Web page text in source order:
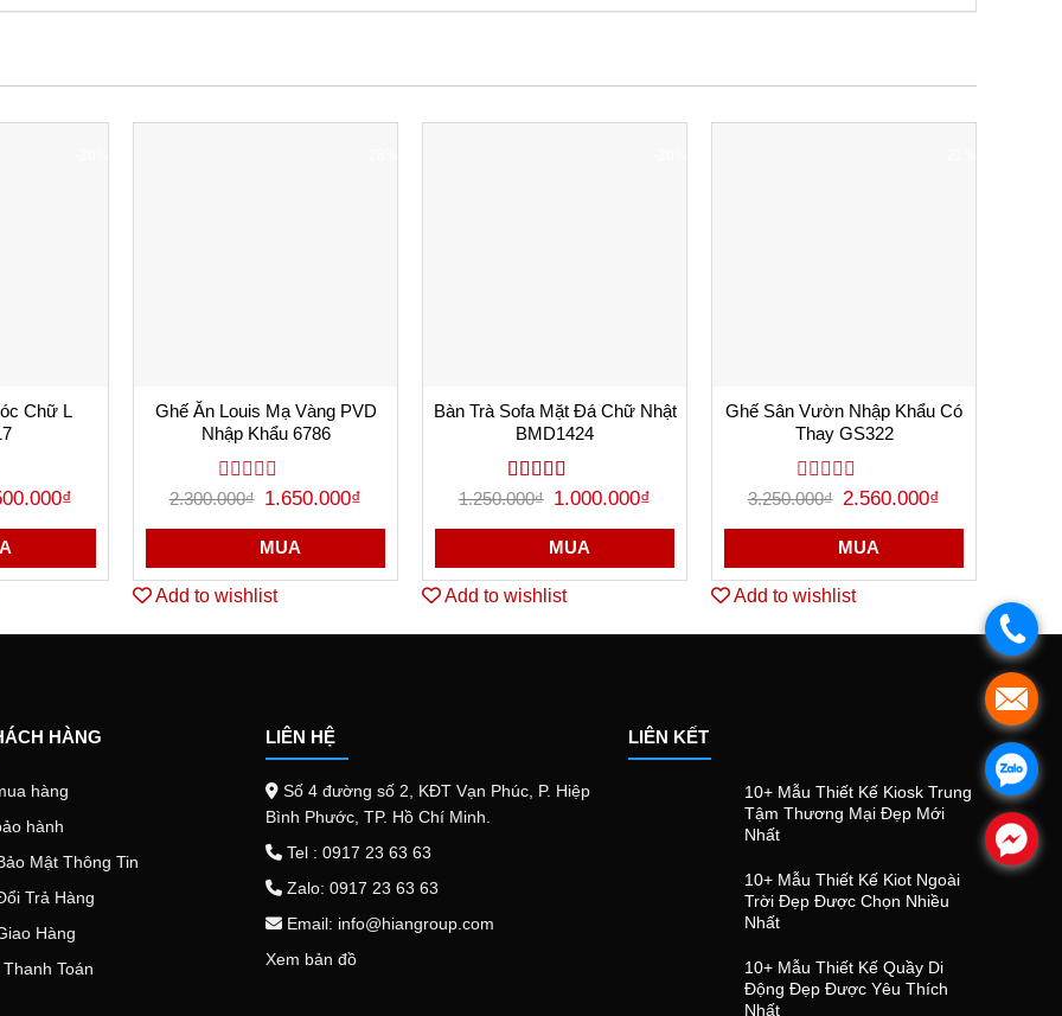
cầu khách hàng
xuyên
Chữ L
₫
tại
Ghế Ăn Louis Mạ Vàng PVD
Nhập Khẩu 6786
Được
hạng
5
sao
2.300.000₫ Giá
là:
2.300.000₫.
1.650.000₫
tại
MUA
Add to wishlist
Bàn Trà Sofa Mặt Đá Chữ Nhật
BMD1424
Được xếp
sao
1.250.000₫ Giá
là:
1.250.000₫.
1.000.000₫
tại
MUA
Add to wishlist
Ghế Sân Vườn Nhập Khẩu Có
Thay GS322
Được
hạng
5
sao
3.250.000₫ Giá
là:
3.250.000₫.
2.560.000₫
tại
MUA
Add to wishlist
HÀNG
hàng
hành
Mật Thông Tin
Trả Hàng
Hàng
Toán
LIÊN HỆ
Số 4 đường số 2, KĐT Vạn Phúc, P. Hiệp
Bình Phước, TP. Hồ Chí Minh.
Tel : 0917 23 63 63
Zalo: 0917 23 63 63
Email: info@hiangroup.com
Xem bản đồ
LIÊN KẾT
10+ Mẫu Thiết Kế Kiosk Trung
Tậm Thương Mại Đẹp Mới
Nhất
10+ Mẫu Thiết Kế Kiot Ngoài
Trời Đẹp Được Chọn Nhiều
Nhất
10+ Mẫu Thiết Kế Quầy Di
Động Đẹp Được Yêu Thích
Nhất
.
.
.
.